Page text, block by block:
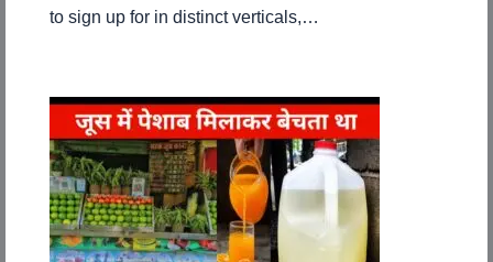
to sign up for in distinct verticals,…